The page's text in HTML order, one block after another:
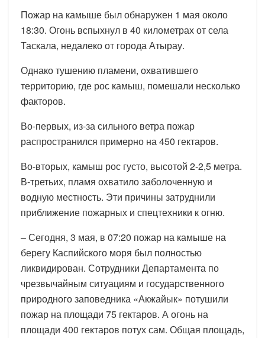
Пожар на камыше был обнаружен 1 мая около
18:30. Огонь вспыхнул в 40 километрах от села
Таскала, недалеко от города Атырау.
Однако тушению пламени, охватившего
территорию, где рос камыш, помешали несколько
факторов.
Во-первых, из-за сильного ветра пожар
распространился примерно на 450 гектаров.
Во-вторых, камыш рос густо, высотой 2-2,5 метра.
В-третьих, пламя охватило заболоченную и
водную местность. Эти причины затруднили
приближение пожарных и спецтехники к огню.
– Сегодня, 3 мая, в 07:20 пожар на камыше на
берегу Каспийского моря был полностью
ликвидирован. Сотрудники Департамента по
чрезвычайным ситуациям и государственного
природного заповедника «Акжайык» потушили
пожар на площади 75 гектаров. А огонь на
площади 400 гектаров потух сам. Общая площадь,